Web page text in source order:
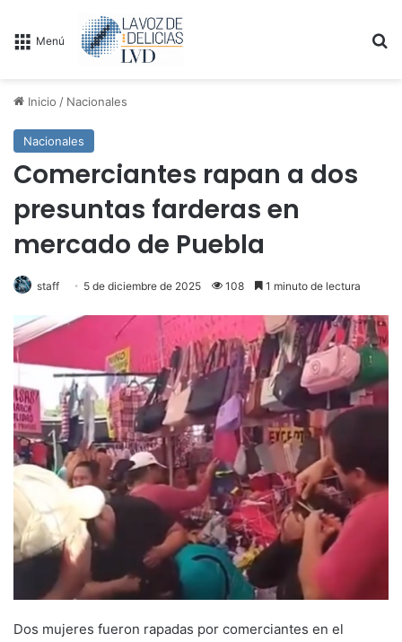
Menú
Inicio / Nacionales
Nacionales
Comerciantes rapan a dos
presuntas farderas en
mercado de Puebla
staff 5 de diciembre de 2025 108 1 minuto de lectura
Dos mujeres fueron rapadas por comerciantes en el